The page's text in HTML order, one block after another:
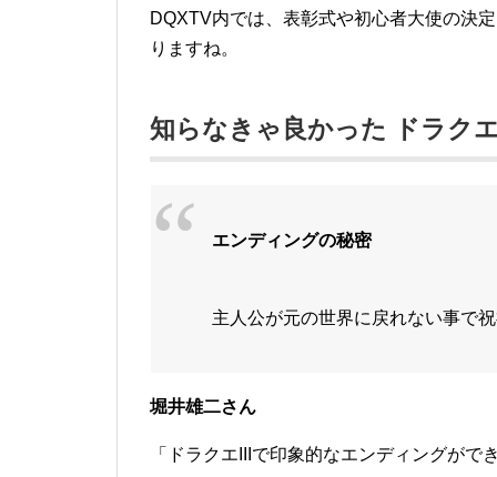
DQXTV内では、表彰式や初心者大使の決
りますね。
知らなきゃ良かった ドラク
エンディングの秘密
主人公が元の世界に戻れない事で
堀井雄二さん
「ドラクエIIIで印象的なエンディングが